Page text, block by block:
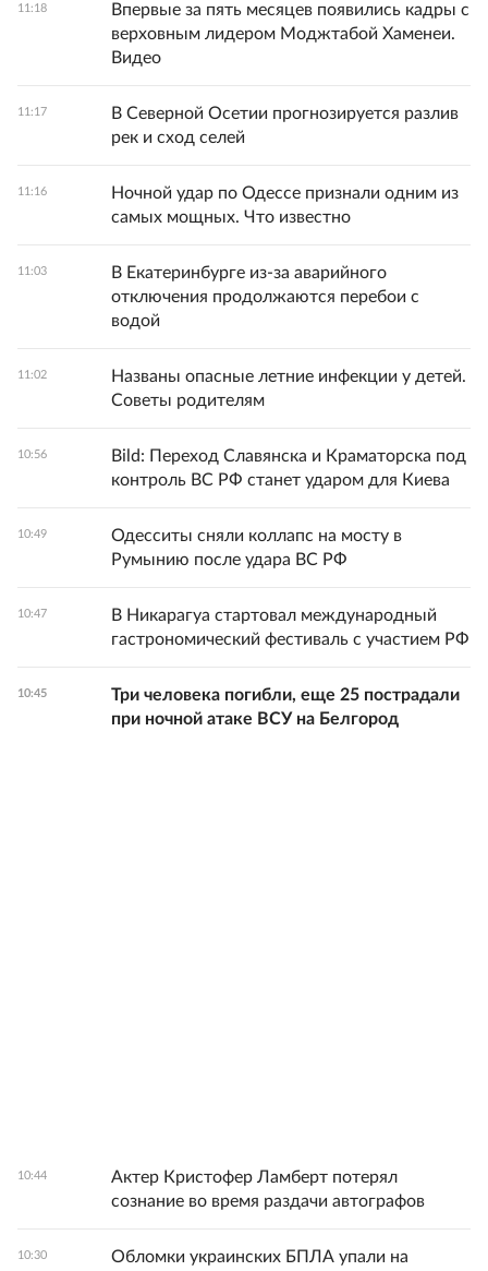
11:18
Впервые за пять месяцев появились кадры с
верховным лидером Моджтабой Хаменеи.
Видео
11:17
В Северной Осетии прогнозируется разлив
рек и сход селей
11:16
Ночной удар по Одессе признали одним из
самых мощных. Что известно
11:03
В Екатеринбурге из-за аварийного
отключения продолжаются перебои с
водой
11:02
Названы опасные летние инфекции у детей.
Советы родителям
10:56
Bild: Переход Славянска и Краматорска под
контроль ВС РФ станет ударом для Киева
10:49
Одесситы сняли коллапс на мосту в
Румынию после удара ВС РФ
10:47
В Никарагуа стартовал международный
гастрономический фестиваль с участием РФ
10:45
Три человека погибли, еще 25 пострадали
при ночной атаке ВСУ на Белгород
10:44
Актер Кристофер Ламберт потерял
сознание во время раздачи автографов
10:30
Обломки украинских БПЛА упали на